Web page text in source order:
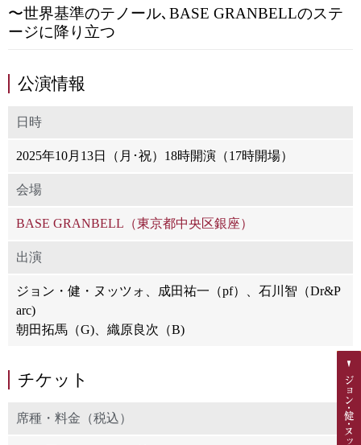
〜世界基準のテノール､BASE GRANBELLのステ
ージに降り立つ
公演情報
日時
2025年10月13日（月･祝）18時開演（17時開場）
会場
BASE GRANBELL（東京都中央区銀座）
出演
ジョン・健・ヌッツォ、成田祐一（pf）、石川智（Dr&P
arc)
朝田拓馬（G)、織原良次（B)
チケット
席種・料金（税込）